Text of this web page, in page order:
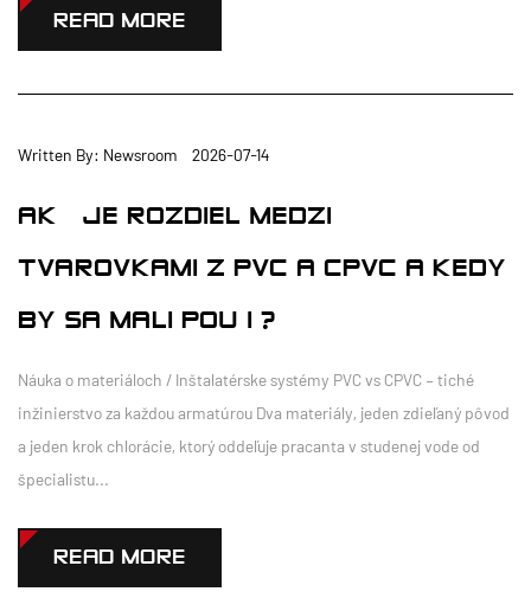
READ MORE
Written By: Newsroom 2026-07-14
AKÝ JE ROZDIEL MEDZI
TVAROVKAMI Z PVC A CPVC A KEDY
BY SA MALI POUŽIŤ?
Náuka o materiáloch / Inštalatérske systémy PVC vs CPVC – tiché
inžinierstvo za každou armatúrou Dva materiály, jeden zdieľaný pôvod
a jeden krok chlorácie, ktorý oddeľuje pracanta v studenej vode od
špecialistu...
READ MORE